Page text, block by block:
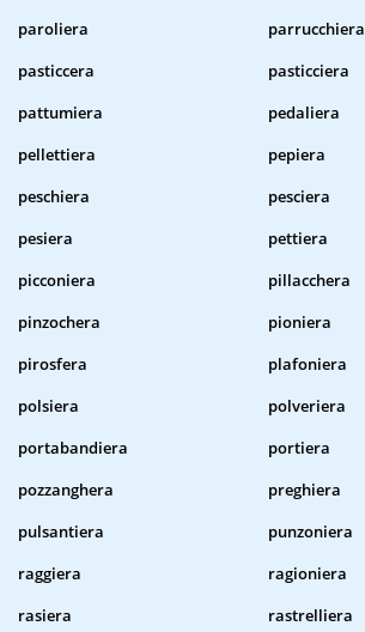
paroliera
parrucchiera
pasticcera
pasticciera
pattumiera
pedaliera
pellettiera
pepiera
peschiera
pesciera
pesiera
pettiera
picconiera
pillacchera
pinzochera
pioniera
pirosfera
plafoniera
polsiera
polveriera
portabandiera
portiera
pozzanghera
preghiera
pulsantiera
punzoniera
raggiera
ragioniera
rasiera
rastrelliera